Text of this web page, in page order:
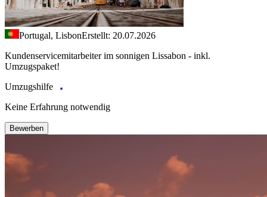
Portugal, LisbonErstellt: 20.07.2026
Kundenservicemitarbeiter im sonnigen Lissabon - inkl.
Umzugspaket!
Umzugshilfe
Keine Erfahrung notwendig
Bewerben